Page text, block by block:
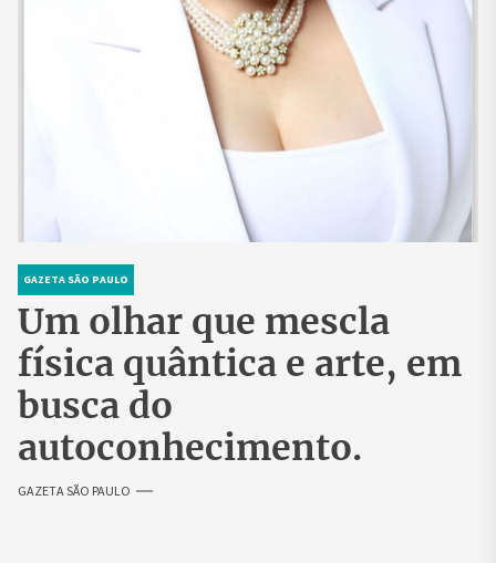
GAZETA SÃO PAULO
Um olhar que mescla
física quântica e arte, em
busca do
autoconhecimento.
GAZETA SÃO PAULO